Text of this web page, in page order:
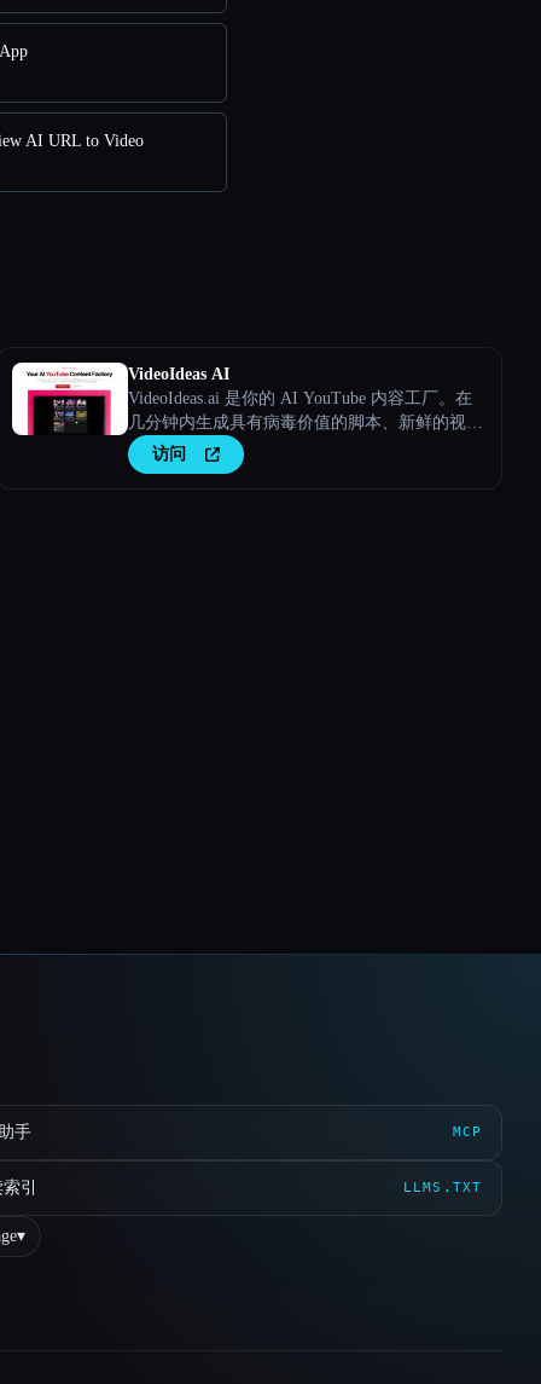
AI URL to Video
VideoIdeas AI
VideoIdeas.ai 是你的 AI YouTube 内容工厂。在
几分钟内生成具有病毒价值的脚本、新鲜的视频
创意和引人入胜的内容。
访问
手 MCP
引 LLMS.TXT
▾